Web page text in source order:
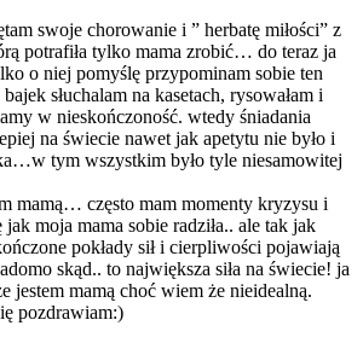
swoje chorowanie i ” herbatę miłości” z
potrafiła tylko mama zrobić… do teraz ja
o niej pomyślę przypominam sobie ten
słuchalam na kasetach, rysowałam i
w nieskończoność. wtedy śniadania
na świecie nawet jak apetytu nie było i
tym wszystkim było tyle niesamowitej
mamą… często mam momenty kryzysu i
jak moja mama sobie radziła.. ale tak jak
pokłady sił i cierpliwości pojawiają
skąd.. to największa siła na świecie! ja
jestem mamą choć wiem że nieidealną.
pozdrawiam:)